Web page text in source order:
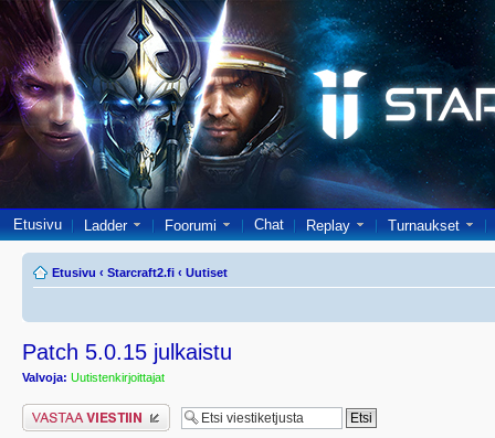
Etusivu Ladder Foorumi Chat Replay Turnaukset
Etusivu ‹ Starcraft2.fi ‹ Uutiset
Patch 5.0.15 julkaistu
Valvoja: Uutistenkirjoittajat
Lähetä vastaus